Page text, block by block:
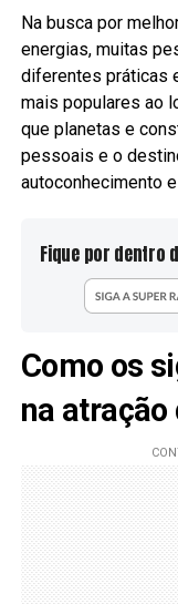
Na busca por
energias, muitas
diferentes práticas
mais populares ao
que planetas e
pessoais e o
autoconhecimento
Fique por dentro
Como os
na atração